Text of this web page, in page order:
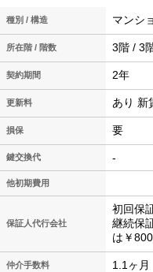
種別 / 構造 マンシ
所在階 / 階数 3階 / 3
契約期間 2年
更新料 あり 新
損保 要
鍵交換代 -
他初期費用
保証人代行会社
初回保
継続保
は￥
仲介手数料 1.1ヶ月